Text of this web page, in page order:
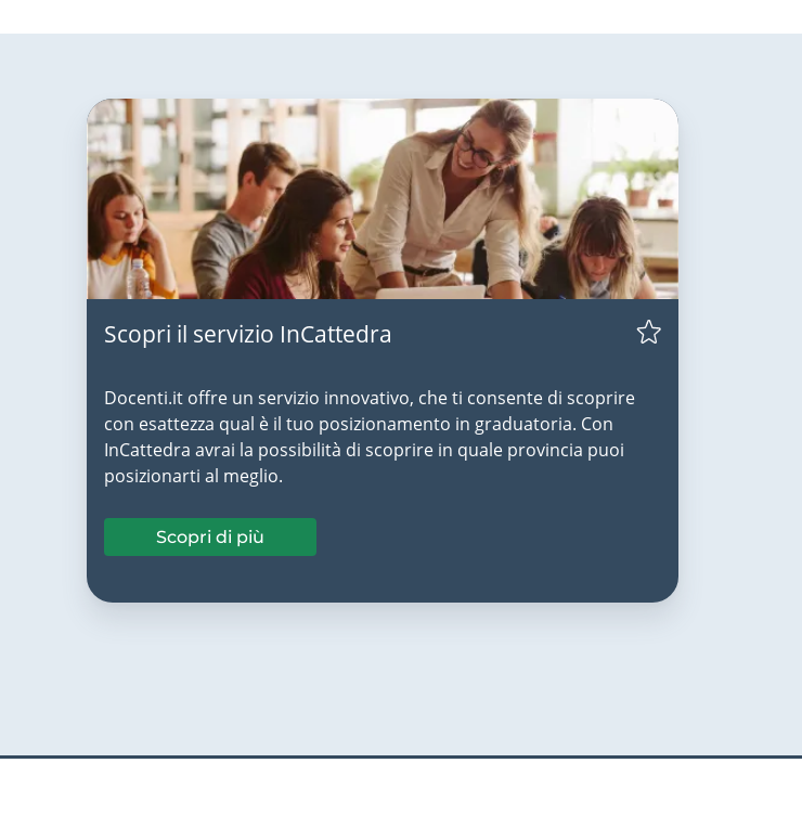
Scopri il servizio InCattedra
Docenti.it offre un servizio innovativo, che ti consente di scoprire
con esattezza qual è il tuo posizionamento in graduatoria. Con
InCattedra avrai la possibilità di scoprire in quale provincia puoi
posizionarti al meglio.
Scopri di più